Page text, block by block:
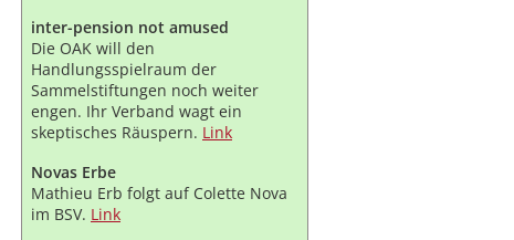
inter-pension not amused
Die OAK will den
Handlungsspielraum der
Sammelstiftungen noch weiter
engen. Ihr Verband wagt ein
skeptisches Räuspern. Link
Novas Erbe
Mathieu Erb folgt auf Colette Nova
im BSV. Link